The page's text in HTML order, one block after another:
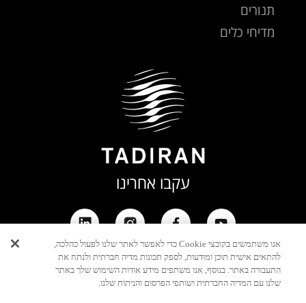
תנורים
מדיחי כלים
עקבו אחרינו
אנו משתמשים בקובצי Cookie כדי לאפשר לאתר שלנו לפעול כהלכה,
להתאים אישית תוכן ומודעות, לספק תכונות מדיה חברתית ולנתח את
התעבורה באתר. בנוסף, אנו משתפים מידע אודות השימוש שלך באתר
שלנו עם המדיה החברתית ושותפי הפרסום והניתוח שלנו.